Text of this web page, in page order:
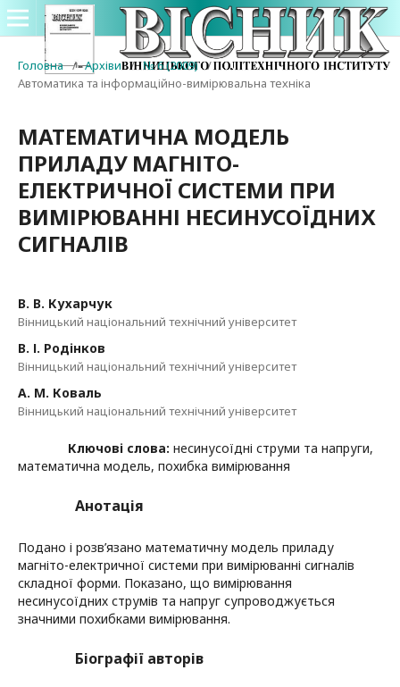
Головна / Архіви / № 6 (2009) /
Автоматика та інформаційно-вимірювальна техніка
МАТЕМАТИЧНА МОДЕЛЬ
ПРИЛАДУ МАГНІТО-
ЕЛЕКТРИЧНОЇ СИСТЕМИ ПРИ
ВИМІРЮВАННІ НЕСИНУСОЇДНИХ
СИГНАЛІВ
В. В. Кухарчук
Вінницький національний технічний університет
В. І. Родінков
Вінницький національний технічний університет
А. М. Коваль
Вінницький національний технічний університет
Ключові слова: несинусоїдні струми та напруги,
математична модель, похибка вимірювання
Анотація
Подано і розв’язано математичну модель приладу
магніто-електричної системи при вимірюванні сигналів
складної форми. Показано, що вимірювання
несинусоїдних струмів та напруг супроводжується
значними похибками вимірювання.
Біографії авторів